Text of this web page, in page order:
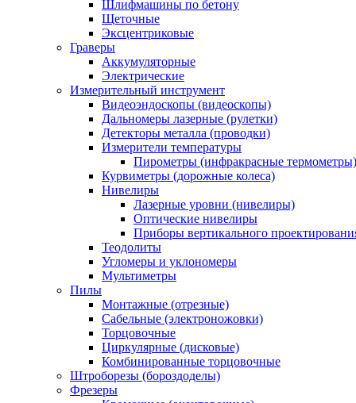
Шлифмашины по бетону
Щеточные
Эксцентриковые
Граверы
Аккумуляторные
Электрические
Измерительный инструмент
Видеоэндоскопы (видеоскопы)
Дальномеры лазерные (рулетки)
Детекторы металла (проводки)
Измерители температуры
Пирометры (инфракрасные термометры)
Курвиметры (дорожные колеса)
Нивелиры
Лазерные уровни (нивелиры)
Оптические нивелиры
Приборы вертикального
Теодолиты
Угломеры и уклономеры
Мультиметры
Пилы
Монтажные (отрезные)
Сабельные (электроножовки)
Торцовочные
Циркулярные (дисковые)
Комбинированные торцовочные
Штроборезы (бороздоделы)
Фрезеры